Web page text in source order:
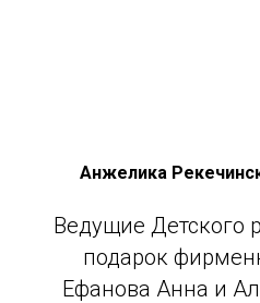
Анжелика
Ведущие Детского
подарок
Ефанова Анна и